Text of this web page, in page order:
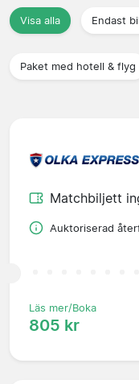
Visa alla Endast
Paket med hotell & flyg
Matchbiljett
Auktoriserad
Läs mer/Boka
805 kr